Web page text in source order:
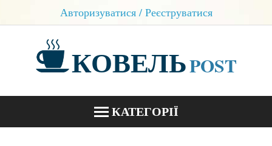
Авторизуватися / Реєструватися
КОВЕЛЬPOST
КАТЕГОРІЇ